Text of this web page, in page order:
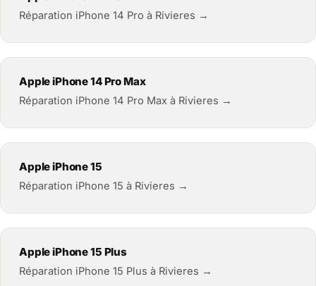
Réparation iPhone 14 Pro à Rivieres →
Apple iPhone 14 Pro Max
Réparation iPhone 14 Pro Max à Rivieres →
Apple iPhone 15
Réparation iPhone 15 à Rivieres →
Apple iPhone 15 Plus
Réparation iPhone 15 Plus à Rivieres →